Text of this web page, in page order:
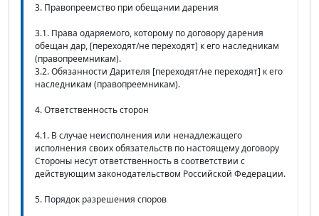
3. Правопреемство при обещании дарения
3.1. Права одаряемого, которому по договору дарения
обещан дар, [переходят/не переходят] к его наследникам
(правопреемникам).
3.2. Обязанности Дарителя [переходят/не переходят] к его
наследникам (правопреемникам).
4. Ответственность сторон
4.1. В случае неисполнения или ненадлежащего
исполнения своих обязательств по настоящему договору
Стороны несут ответственность в соответствии с
действующим законодательством Российской Федерации.
5. Порядок разрешения споров